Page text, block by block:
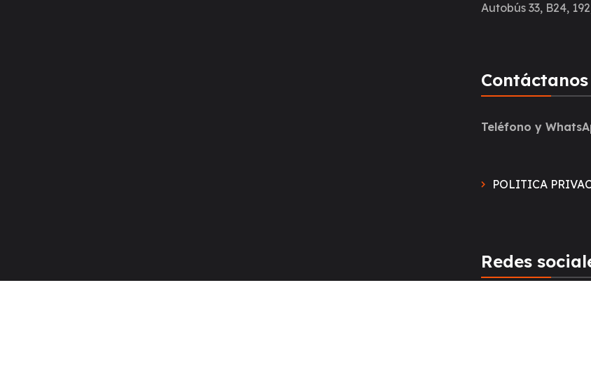
Autobús 33, B24,
Contáctanos
Teléfono y
POLITICA
Redes